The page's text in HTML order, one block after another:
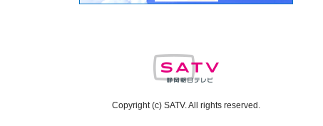
Copyright (c) SATV. All rights reserved.